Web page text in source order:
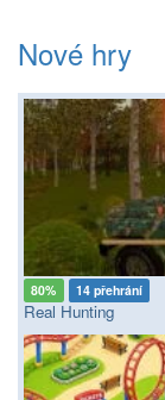
Nové hry
80% 14 přehrání
Real Hunting